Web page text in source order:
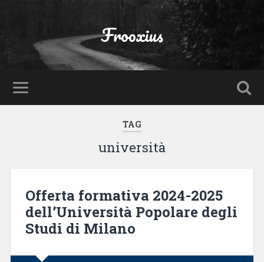
Frooxius
TAG
università
Offerta formativa 2024-2025
dell’Università Popolare degli
Studi di Milano